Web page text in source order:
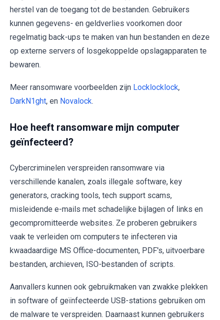
herstel van de toegang tot de bestanden. Gebruikers
kunnen gegevens- en geldverlies voorkomen door
regelmatig back-ups te maken van hun bestanden en deze
op externe servers of losgekoppelde opslagapparaten te
bewaren.
Meer ransomware voorbeelden zijn Locklocklock,
DarkN1ght, en Novalock.
Hoe heeft ransomware mijn computer
geïnfecteerd?
Cybercriminelen verspreiden ransomware via
verschillende kanalen, zoals illegale software, key
generators, cracking tools, tech support scams,
misleidende e-mails met schadelijke bijlagen of links en
gecompromitteerde websites. Ze proberen gebruikers
vaak te verleiden om computers te infecteren via
kwaadaardige MS Office-documenten, PDF's, uitvoerbare
bestanden, archieven, ISO-bestanden of scripts.
Aanvallers kunnen ook gebruikmaken van zwakke plekken
in software of geïnfecteerde USB-stations gebruiken om
de malware te verspreiden. Daarnaast kunnen gebruikers